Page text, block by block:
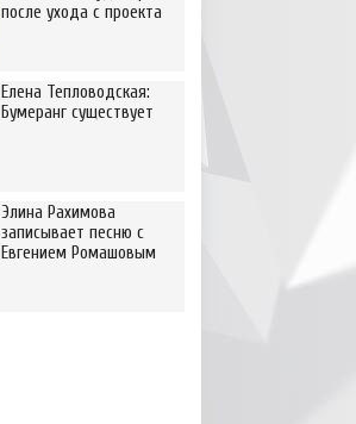
после ухода с проекта
Елена Тепловодская:
Бумеранг существует
Элина Рахимова
записывает песню с
Евгением Ромашовым